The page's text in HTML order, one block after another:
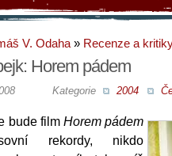
V. Odaha » Recenze a
Horem pádem
Kategorie 2004
bude film Horem pádem
rekordy, nikdo